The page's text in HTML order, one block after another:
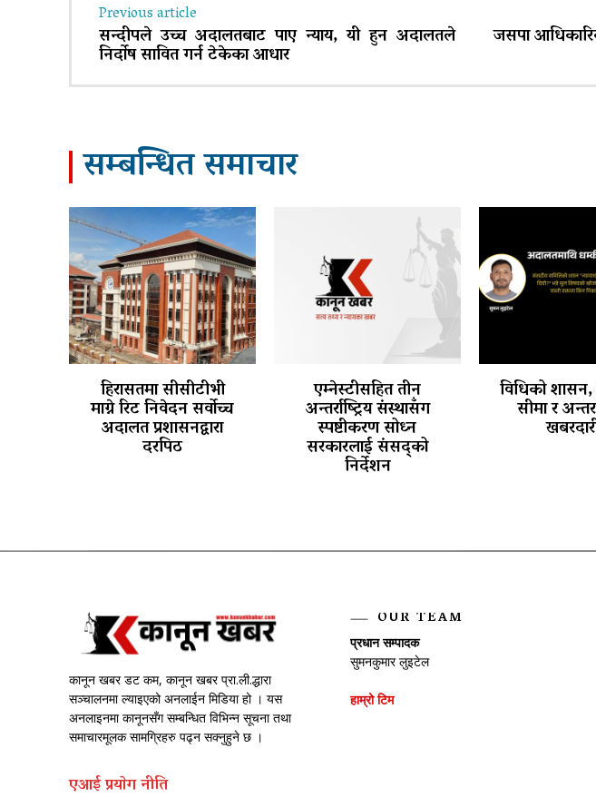
Previous article
सन्दीपले उच्च अदालतबाट पाए न्याय, यी हुन अदालतले
निर्दाेष सावित गर्न टेकेका आधार
जसपा
सम्बन्धित समाचार
हिरासतमा सीसीटीभी
माग्ने रिट निवेदन सर्वोच्च
अदालत प्रशासनद्वारा
दरपिठ
एम्नेस्टीसहित तीन
अन्तर्राष्ट्रिय संस्थासँग
स्पष्टीकरण सोध्न
सरकारलाई संसद्को
निर्देशन
विधिको
सीमा र
कानून खबर डट कम, कानून खबर प्रा.ली.द्धारा
सञ्चालनमा ल्याइएको अनलाईन मिडिया हो । यस
अनलाइनमा कानूनसँग सम्बन्धित विभिन्न सूचना तथा
समाचारमूलक सामग्रिहरु पढ्न सक्नुहुने छ ।
एआई प्रयाेग नीति
OUR TEAM
प्रधान सम्पादक
सुमनकुमार लुइटेल
हाम्रो टिम